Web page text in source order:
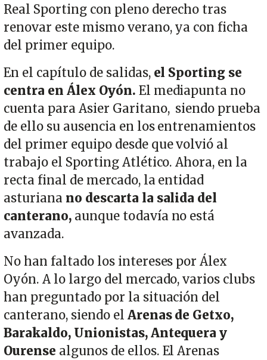
Real Sporting con pleno derecho tras
renovar este mismo verano, ya con ficha
del primer equipo.
En el capítulo de salidas, el Sporting se
centra en Álex Oyón. El mediapunta no
cuenta para Asier Garitano, siendo prueba
de ello su ausencia en los entrenamientos
del primer equipo desde que volvió al
trabajo el Sporting Atlético. Ahora, en la
recta final de mercado, la entidad
asturiana no descarta la salida del
canterano,aunque todavía no está
avanzada.
No han faltado los intereses por Álex
Oyón. A lo largo del mercado, varios clubs
han preguntado por la situación del
canterano, siendo el Arenas de Getxo,
Barakaldo, Unionistas, Antequera y
Ourense algunos de ellos. El Arenas